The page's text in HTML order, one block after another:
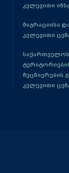
კვლევითი
მიგრაციისა
კვლევითი
მეცნიერების
კვლევითი